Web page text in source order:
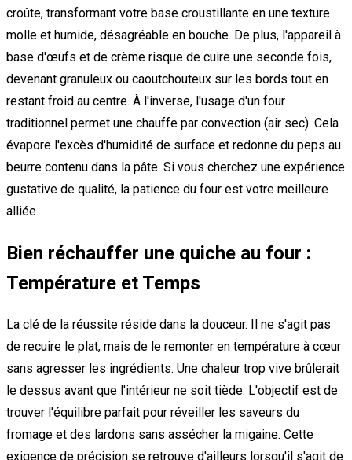
croûte, transformant votre base croustillante en une texture
molle et humide, désagréable en bouche. De plus, l'appareil à
base d'œufs et de crème risque de cuire une seconde fois,
devenant granuleux ou caoutchouteux sur les bords tout en
restant froid au centre. À l'inverse, l'usage d'un four
traditionnel permet une chauffe par convection (air sec). Cela
évapore l'excès d'humidité de surface et redonne du peps au
beurre contenu dans la pâte. Si vous cherchez une expérience
gustative de qualité, la patience du four est votre meilleure
alliée.
Bien réchauffer une quiche au four :
Température et Temps
La clé de la réussite réside dans la douceur. Il ne s'agit pas
de recuire le plat, mais de le remonter en température à cœur
sans agresser les ingrédients. Une chaleur trop vive brûlerait
le dessus avant que l'intérieur ne soit tiède. L'objectif est de
trouver l'équilibre parfait pour réveiller les saveurs du
fromage et des lardons sans assécher la migaine. Cette
exigence de précision se retrouve d'ailleurs lorsqu'il s'agit de